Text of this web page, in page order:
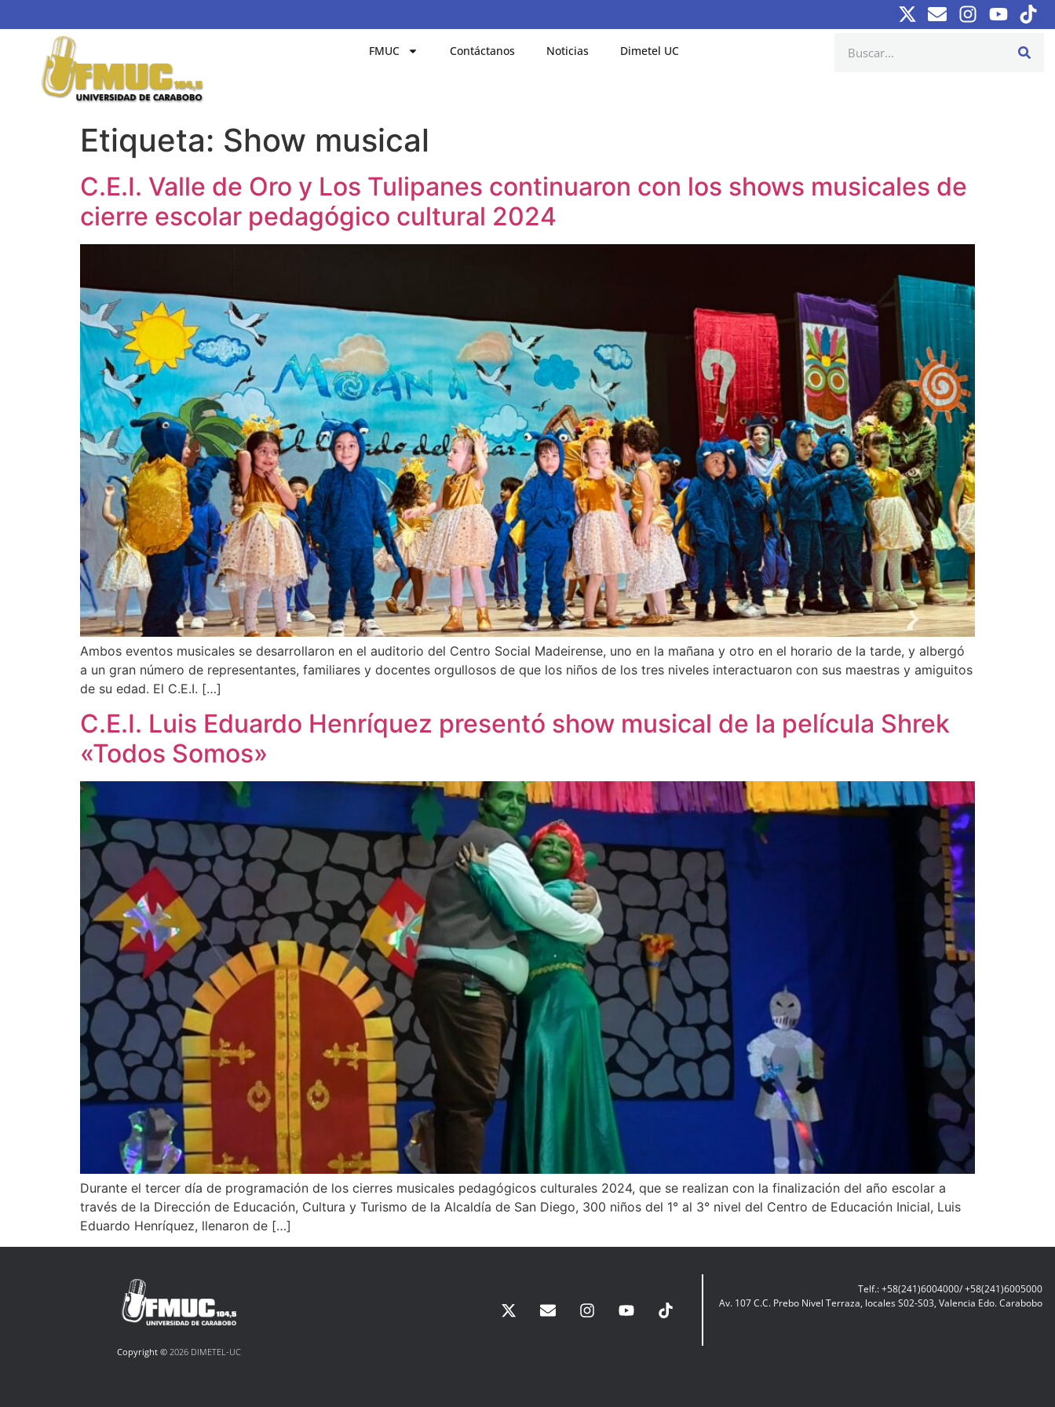
FMUC Contáctanos Noticias Dimetel UC
Etiqueta: Show musical
C.E.I. Valle de Oro y Los Tulipanes continuaron con los shows musicales de
cierre escolar pedagógico cultural 2024
Ambos eventos musicales se desarrollaron en el auditorio del Centro Social Madeirense, uno en la mañana y otro en el horario de la tarde, y albergó
a un gran número de representantes, familiares y docentes orgullosos de que los niños de los tres niveles interactuaron con sus maestras y amiguitos
de su edad. El C.E.I. […]
C.E.I. Luis Eduardo Henríquez presentó show musical de la película Shrek
«Todos Somos»
Durante el tercer día de programación de los cierres musicales pedagógicos culturales 2024, que se realizan con la finalización del año escolar a
través de la Dirección de Educación, Cultura y Turismo de la Alcaldía de San Diego, 300 niños del 1° al 3° nivel del Centro de Educación Inicial, Luis
Eduardo Henríquez, llenaron de […]
Copyright ©2026 DIMETEL-UC
Telf.: +58(241)6004000/ +58(241)6005000
Av. 107 C.C. Prebo Nivel Terraza, locales S02-S03, Valencia Edo. Carabobo